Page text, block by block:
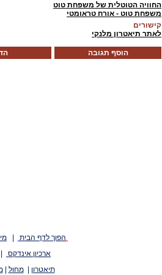
החוויה הטוטלית של משפחת טוט
משפחת טוט - אורח טראומטי
קישורים
לאתר תיאטרון מלנקי
הוסף תגובה
הפוך לדף הבית
ארכיון אינדקס
תיאטרון
|מחול |